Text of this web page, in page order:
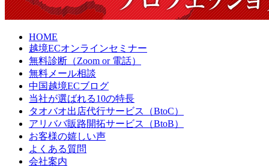
HOME
越境ECオンラインセミナー
無料診断（Zoom or 電話）
無料メール相談
中国越境ECブログ
当社が選ばれる10の特長
タオバオ出店代行サービス（BtoC）
アリババ販路開拓サービス（BtoB）
お客様の嬉しい声
よくある質問
会社案内